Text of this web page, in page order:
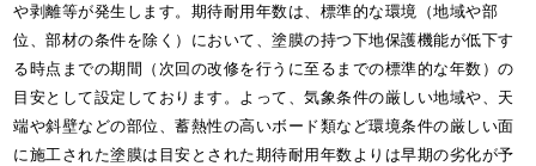
や剥離等が発生します。期待耐用年数は、標準的な環境（地域や部
位、部材の条件を除く）において、塗膜の持つ下地保護機能が低下す
る時点までの期間（次回の改修を行うに至るまでの標準的な年数）の
目安として設定しております。よって、気象条件の厳しい地域や、天
端や斜壁などの部位、蓄熱性の高いボード類など環境条件の厳しい面
に施工された塗膜は目安とされた期待耐用年数よりは早期の劣化が予